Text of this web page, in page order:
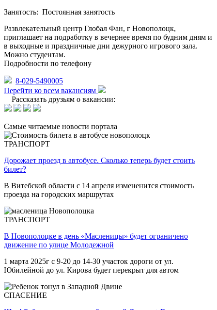
Занятость: Постоянная занятость
Развлекательный центр Глобал Фан, г Новополоцк,
приглашает на подработку в вечернее время по будним дням и
в выходные и праздничные дни дежурного игрового зала.
Можно студентам.
Подробности по телефону
8-029-5490005
Перейти ко всем вакансиям
Рассказать друзьям о вакансии:
Самые читаемые новости портала
ТРАНСПОРТ
Дорожает проезд в автобусе. Сколько теперь будет стоить
билет?
В Витебской области с 14 апреля измененится стоимость
проезда на городских маршрутах
ТРАНСПОРТ
В Новополоцке в день «Масленицы» будет ограничено
движение по улице Молодежной
1 марта 2025г с 9-20 до 14-30 участок дороги от ул.
Юбилейной до ул. Кирова будет перекрыт для автом
СПАСЕНИЕ